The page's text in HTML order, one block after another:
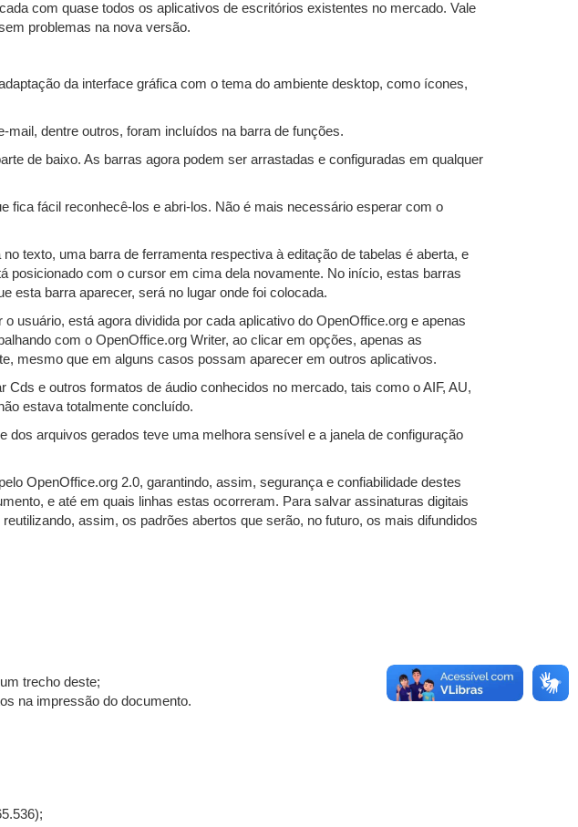
com quase todos os aplicativos de escritórios existentes no mercado. Vale
problemas na nova versão.
da interface gráfica com o tema do ambiente desktop, como ícones,
dentre outros, foram incluídos na barra de funções.
de baixo. As barras agora podem ser arrastadas e configuradas em qualquer
fica fácil reconhecê-los e abri-los. Não é mais necessário esperar com o
texto, uma barra de ferramenta respectiva à editação de tabelas é aberta, e
posicionado com o cursor em cima dela novamente. No início, estas barras
esta barra aparecer, será no lugar onde foi colocada.
usuário, está agora dividida por cada aplicativo do OpenOffice.org e apenas
com o OpenOffice.org Writer, ao clicar em opções, apenas as
mesmo que em alguns casos possam aparecer em outros aplicativos.
e outros formatos de áudio conhecidos no mercado, tais como o AIF, AU,
estava totalmente concluído.
dos arquivos gerados teve uma melhora sensível e a janela de configuração
OpenOffice.org 2.0, garantindo, assim, segurança e confiabilidade destes
e até em quais linhas estas ocorreram. Para salvar assinaturas digitais
assim, os padrões abertos que serão, no futuro, os mais difundidos
trecho deste;
na impressão do documento.